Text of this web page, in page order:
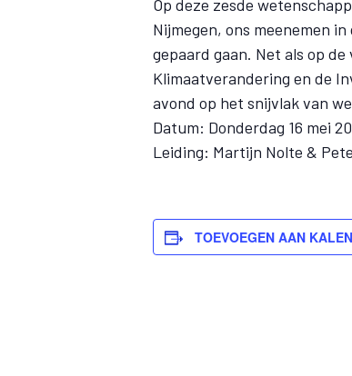
Op deze zesde
Nijmegen, ons meenemen
gepaard gaan. Net als op
Klimaatverandering en de
avond op het snijvlak van
Datum: Donderdag 16 mei
Leiding: Martijn Nolte &
TOEVOEGEN AAN